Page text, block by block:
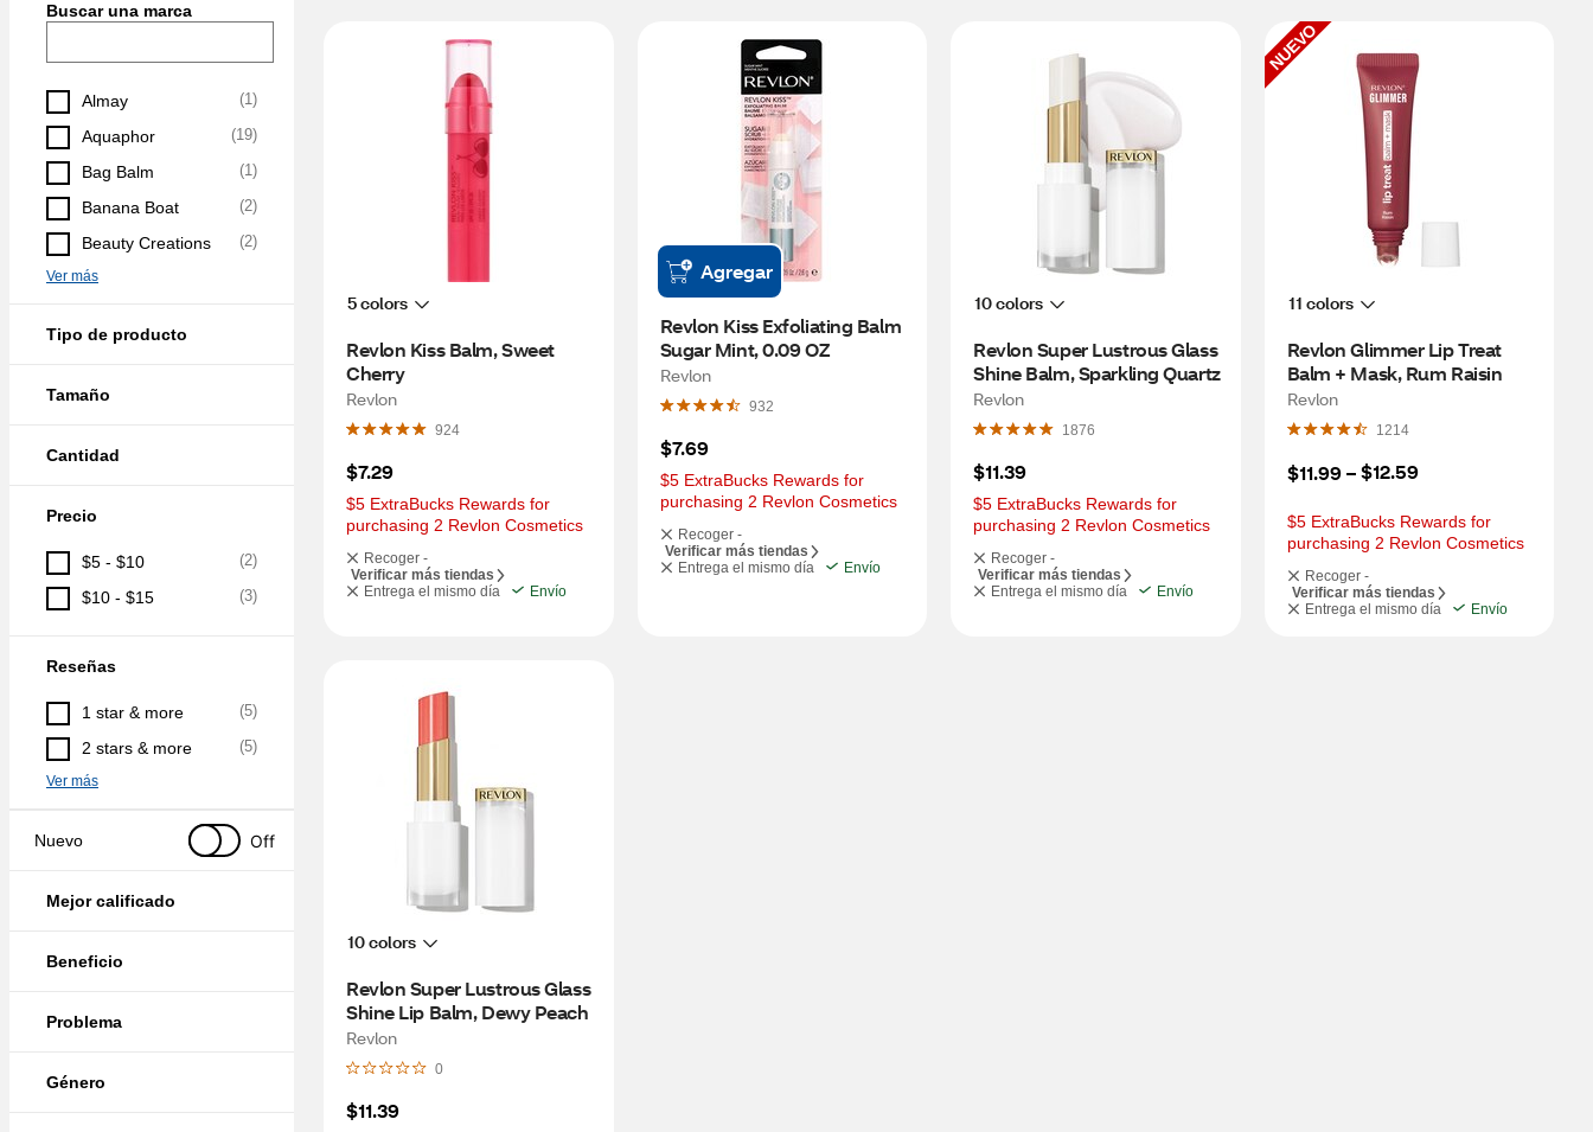
Buscar una marca
Almay (1)
Aquaphor (19)
Bag Balm (1)
Banana Boat (2)
Beauty Creations (2)
Ver más
Tipo de producto
Tamaño
Cantidad
Precio
$5 - $10 (2)
$10 - $15 (3)
Reseñas
1 star & more (5)
2 stars & more (5)
Ver más
Nuevo Off
Mejor calificado
Beneficio
Problema
Género
5 colors
Revlon Kiss Balm, Sweet
Cherry
Revlon
924
$7.29
$5 ExtraBucks Rewards for
purchasing 2 Revlon Cosmetics
Recoger -
Verificar más tiendas
Entrega el mismo día
Envío
Agregar
Revlon Kiss Exfoliating Balm
Sugar Mint, 0.09 OZ
Revlon
932
$7.69
$5 ExtraBucks Rewards for
purchasing 2 Revlon Cosmetics
Recoger -
Verificar más tiendas
Entrega el mismo día
Envío
10 colors
Revlon Super Lustrous Glass
Shine Balm, Sparkling Quartz
Revlon
1876
$11.39
$5 ExtraBucks Rewards for
purchasing 2 Revlon Cosmetics
Recoger -
Verificar más tiendas
Entrega el mismo día
Envío
NUEVO
11 colors
Revlon Glimmer Lip Treat
Balm + Mask, Rum Raisin
Revlon
1214
$11.99 – $12.59
$5 ExtraBucks Rewards for
purchasing 2 Revlon Cosmetics
Recoger -
Verificar más tiendas
Entrega el mismo día
Envío
10 colors
Revlon Super Lustrous Glass
Shine Lip Balm, Dewy Peach
Revlon
0
$11.39